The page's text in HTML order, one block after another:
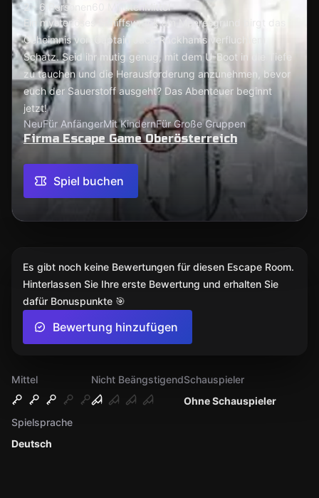
2 - 6 Personen 60 MinutenMittel
Ein mysteriöses Schiffswrack am Meeresgrund birgt das
Geheimnis von Captain Jack Rackhams verfluchtem
Schatz. Seid ihr mutig genug, mit dem U-Boot in die Tiefe
zu tauchen und die Herausforderung anzunehmen, bevor
euch der Sauerstoff ausgeht? Das Abenteuer beginnt
jetzt!
NeuFür AnfängerMit KindernFür Große Gruppen
Firma Escape Game Oberösterreich
Spiel buchen
Mittel
Nicht Beängstigend
Ohne Schauspieler
Schauspieler
Deutsch
Spielsprache
Es gibt noch keine Bewertungen für diesen Escape Room.
Hinterlassen Sie Ihre erste Bewertung und erhalten Sie
dafür Bonuspunkte 🎯
Bewertung hinzufügen